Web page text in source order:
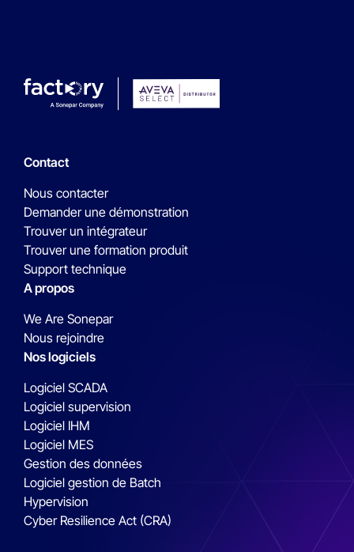
Contact
Nous contacter
Demander une démonstration
Trouver un intégrateur
Trouver une formation produit
Support technique
A propos
We Are Sonepar
Nous rejoindre
Nos logiciels
Logiciel SCADA
Logiciel supervision
Logiciel IHM
Logiciel MES
Gestion des données
Logiciel gestion de Batch
Hypervision
Cyber Resilience Act (CRA)